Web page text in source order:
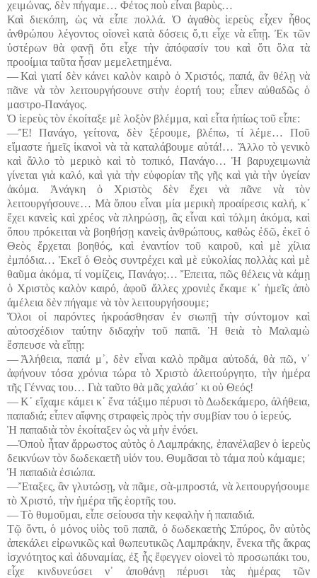
χειμώνας, δὲν πήγαμε… Φέτος ποὺ εἶναι βαρὺς…
Καὶ διεκόπη, ὡς νὰ εἶπε πολλά. Ὁ ἀγαθὸς ἱερεὺς εἶχεν ἦθος
ἀνθρώπου λέγοντος οἱονεὶ κατὰ δόσεις ὅ,τι εἶχε νὰ εἴπῃ. Ἐκ τῶν
ὑστέρων θὰ φανῇ ὅτι εἶχε τὴν ἀπόφασίν του καὶ ὅτι ὅλα τὰ
προοίμια ταῦτα ἦσαν μεμελετημένα.
― Καὶ γιατί δὲν κάνει καλὸν καιρὸ ὁ Χριστός, παπά, ἂν θέλῃ νὰ
πᾶνε νὰ τὸν λειτουργήσουνε στὴν ἑορτή του; εἶπεν αὐθαδῶς ὁ
μαστρο-Πανάγος.
Ὁ ἱερεὺς τὸν ἐκοίταξε μὲ λοξὸν βλέμμα, καὶ εἶτα ἠπίως τοῦ εἶπε:
―Ἔ! Πανάγο, γείτονα, δὲν ξέρουμε, βλέπω, τί λέμε… Ποῦ
εἴμαστε ἡμεῖς ἱκανοὶ νὰ τὰ καταλάβουμε αὐτά!… Ἄλλο τὸ γενικὸ
καὶ ἄλλο τὸ μερικὸ καὶ τὸ τοπικό, Πανάγο… Ἡ βαρυχειμωνιὰ
γίνεται γιὰ καλό, καὶ γιὰ τὴν εὐφορίαν τῆς γῆς καὶ γιὰ τὴν ὑγείαν
ἀκόμα. Ἀνάγκη ὁ Χριστὸς δὲν ἔχει νὰ πᾶνε νὰ τὸν
λειτουργήσουνε… Μὰ ὅπου εἶναι μία μερικὴ προαίρεσις καλή, κ᾽
ἔχει κανεὶς καὶ χρέος νὰ πληρώσῃ, ἂς εἶναι καὶ τόλμη ἀκόμα, καὶ
ὅπου πρόκειται νὰ βοηθήσῃ κανεὶς ἀνθρώπους, καθὼς ἐδῶ, ἐκεῖ ὁ
Θεὸς ἔρχεται βοηθός, καὶ ἐναντίον τοῦ καιροῦ, καὶ μὲ χίλια
ἐμπόδια… Ἐκεῖ ὁ Θεὸς συντρέχει καὶ μὲ εὐκολίας πολλὰς καὶ μὲ
θαῦμα ἀκόμα, τί νομίζεις, Πανάγο;… Ἔπειτα, πῶς θέλεις νὰ κάμῃ
ὁ Χριστὸς καλὸν καιρό, ἀφοῦ ἄλλες χρονιὲς ἔκαμε κ᾽ ἡμεῖς ἀπὸ
ἀμέλεια δὲν πήγαμε νὰ τὸν λειτουργήσουμε;
Ὅλοι οἱ παρόντες ἠκροάσθησαν ἐν σιωπῇ τὴν σύντομον καὶ
αὐτοσχέδιον ταύτην διδαχὴν τοῦ παπᾶ. Ἡ θειὰ τὸ Μαλαμὼ
ἔσπευσε νὰ εἴπῃ:
― Ἀλήθεια, παπά μ᾽, δὲν εἶναι καλὸ πρᾶμα αὐτοδά, θὰ πῶ, ν᾽
ἀφήνουν τόσα χρόνια τώρα τὸ Χριστὸ ἀλειτούργητο, τὴν ἡμέρα
τῆς Γέννας του… Γιὰ ταῦτο θὰ μᾶς χαλάσ᾽ κι οὑ Θεός!
― Κ᾽ εἴχαμε κάμει κ᾽ ἕνα τάξιμο πέρυσι τὸ Δωδεκάμερο, ἀλήθεια,
παπαδιά; εἶπεν αἴφνης στραφεὶς πρὸς τὴν συμβίαν του ὁ ἱερεύς.
Ἡ παπαδιὰ τὸν ἐκοίταξεν ὡς νὰ μὴν ἐνόει.
―Ὁποὺ ἦταν ἄρρωστος αὐτὸς ὁ Λαμπράκης, ἐπανέλαβεν ὁ ἱερεὺς
δεικνύων τὸν δωδεκαετῆ υἱόν του. Θυμᾶσαι τὸ τάμα ποὺ κάμαμε;
Ἡ παπαδιὰ ἐσιώπα.
―Ἔταξες, ἂν γλυτώσῃ, νὰ πᾶμε, σὰ-μπροστά, νὰ λειτουργήσουμε
τὸ Χριστό, τὴν ἡμέρα τῆς ἑορτῆς του.
― Τὸ θυμοῦμαι, εἶπε σείουσα τὴν κεφαλὴν ἡ παπαδιά.
Τῷ ὄντι, ὁ μόνος υἱὸς τοῦ παπᾶ, ὁ δωδεκαετὴς Σπύρος, ὃν αὐτὸς
ἀπεκάλει εἰρωνικῶς καὶ θωπευτικῶς Λαμπράκην, ἕνεκα τῆς ἄκρας
ἰσχνότητος καὶ ἀδυναμίας, ἐξ ἧς ἔφεγγεν οἱονεὶ τὸ προσωπάκι του,
εἶχε κινδυνεύσει ν᾽ ἀποθάνῃ πέρυσι τὰς ἡμέρας τῶν